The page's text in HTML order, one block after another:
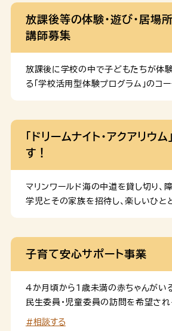
るお問合せ 名称：福岡市ライフデザイ
（委託先：スリール株式会社）TEL：
8335MAIL：
[…]
放課後等の体験・遊び・居場
講師募集
放課後に学校の中で子どもたちが体
る「学校活用型体験プログラム」のコ
「ドリームナイト・アクアリウ
す！
マリンワールド海の中道を貸し切り、
学児とその家族を招待し、楽しいひと
子育て安心サポート事業
４か月頃から１歳未満の赤ちゃんがい
民生委員・児童委員の訪問を希望さ
し、身近な情報等をお届けしています。
#相談する